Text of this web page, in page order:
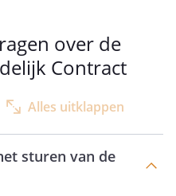
over de
Contract
Alles uitklappen
sturen van de